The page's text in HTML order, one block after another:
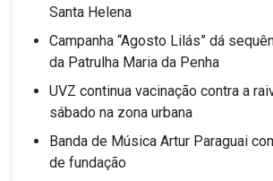
Santa Helena
Campanha “Agosto Lilás” dá
da Patrulha Maria da Penha
UVZ continua vacinação contra a
sábado na zona urbana
Banda de Música Artur Paraguai
de fundação